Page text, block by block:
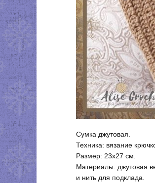
Сумка джутовая.
Техника: вязание
Размер: 23х27 см.
Материалы: джутовая
и нить для подклада.